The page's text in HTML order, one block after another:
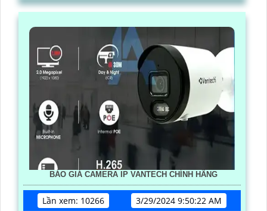
BÁO GIÁ CAMERA IP VANTECH CHÍNH HÃNG
Lần xem: 10266
3/29/2024 9:50:22 AM